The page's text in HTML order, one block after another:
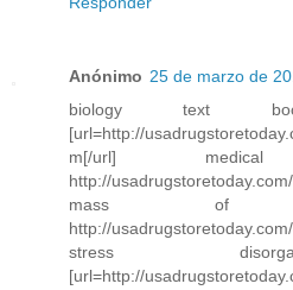
Anónimo 25 de marzo de
biology text
[url=http://
m[/url]
http://
mass of
http://
stress
[url=http://